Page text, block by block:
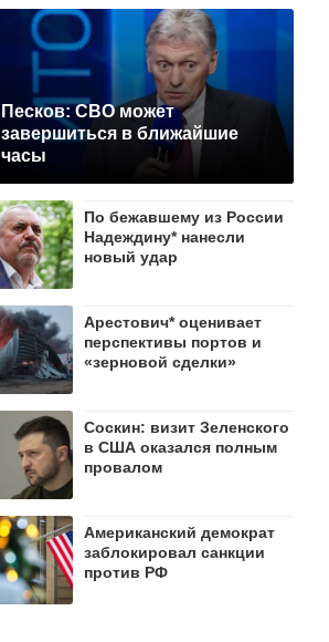
Песков: СВО может
завершиться в ближайшие
часы
По бежавшему из России
Надеждину* нанесли
новый удар
Арестович* оценивает
перспективы портов и
«зерновой сделки»
Соскин: визит Зеленского
в США оказался полным
провалом
Американский демократ
заблокировал санкции
против РФ